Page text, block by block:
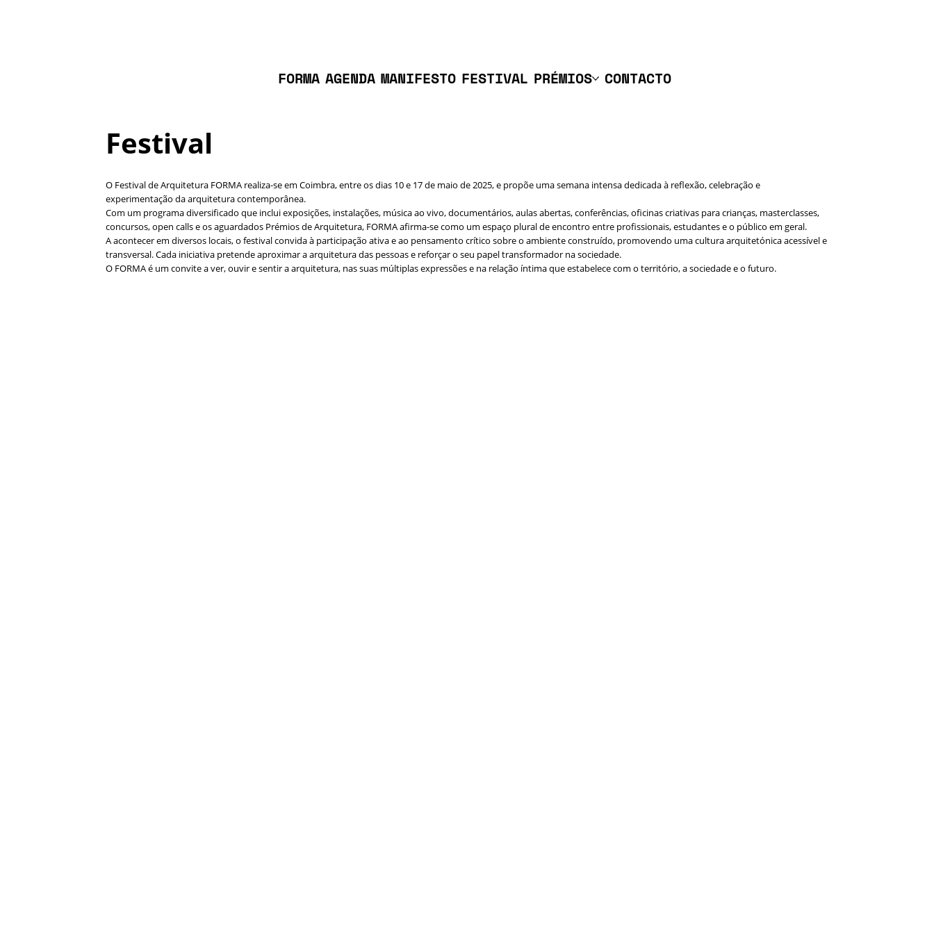
FORMA AGENDA MANIFESTO FESTIVAL PRÉMIOS CONTACTO
Festival
O Festival de Arquitetura FORMA realiza-se em Coimbra, entre os dias 10 e 17 de maio de 2025, e propõe uma semana intensa dedicada à reflexão, celebração e
experimentação da arquitetura contemporânea.
Com um programa diversificado que inclui exposições, instalações, música ao vivo, documentários, aulas abertas, conferências, oficinas criativas para crianças, masterclasses,
concursos, open calls e os aguardados Prémios de Arquitetura, FORMA afirma-se como um espaço plural de encontro entre profissionais, estudantes e o público em geral.
A acontecer em diversos locais, o festival convida à participação ativa e ao pensamento crítico sobre o ambiente construído, promovendo uma cultura arquitetónica acessível e
transversal. Cada iniciativa pretende aproximar a arquitetura das pessoas e reforçar o seu papel transformador na sociedade.
O FORMA é um convite a ver, ouvir e sentir a arquitetura, nas suas múltiplas expressões e na relação íntima que estabelece com o território, a sociedade e o futuro.